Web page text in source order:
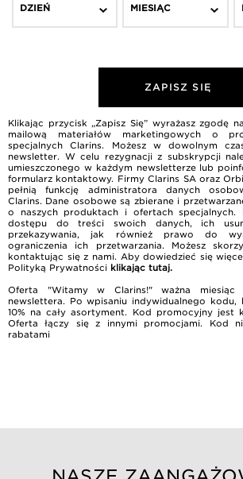
DZIEŃ MIESIĄC
ZAPISZ SIĘ
Klikając przycisk „Zapisz Się” wyrażasz zgodę
mailową materiałów marketingowych o
specjalnych Clarins. Możesz w dowolnym
newsletter. W celu rezygnacji z subskrypcji
umieszczonego w każdym newsletterze lub
formularz kontaktowy. Firmy Clarins SA oraz
pełnią funkcję administratora danych
Clarins. Dane osobowe są zbierane i
o naszych produktach i ofertach specjalnych.
dostępu do treści swoich danych, ich
przekazywania, jak również prawo do
ograniczenia ich przetwarzania. Możesz
kontaktując się z nami. Aby dowiedzieć się
Polityką Prywatności klikając tutaj.
Oferta "Witamy w Clarins!" ważna
newslettera. Po wpisaniu indywidualnego
10% na cały asortyment. Kod promocyjny jest
Oferta łączy się z innymi promocjami. Kod
rabatami